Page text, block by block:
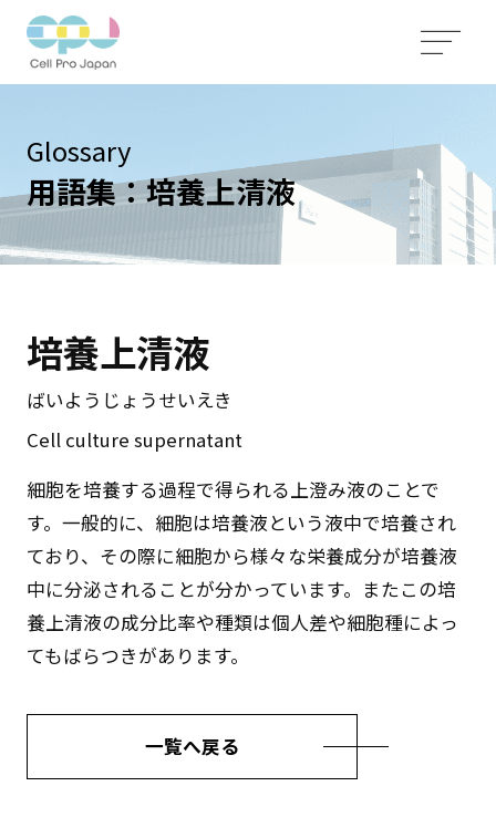
Glossary
用語集：培養上清液
培養上清液
ばいようじょうせいえき
Cell culture supernatant
細胞を培養する過程で得られる上澄み液のことで
す。一般的に、細胞は培養液という液中で培養され
ており、その際に細胞から様々な栄養成分が培養液
中に分泌されることが分かっています。またこの培
養上清液の成分比率や種類は個人差や細胞種によっ
てもばらつきがあります。
一覧へ戻る